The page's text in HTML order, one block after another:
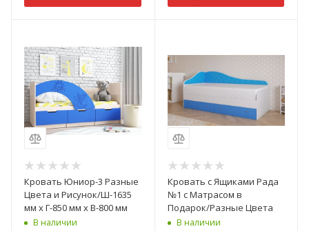
Кровать Юниор-3 Разные
Цвета и Рисунок/Ш-1635
мм x Г-850 мм х В-800 мм
В наличии
Кровать с Ящиками Рада
№1 с Матрасом в
Подарок/Разные Цвета
В наличии